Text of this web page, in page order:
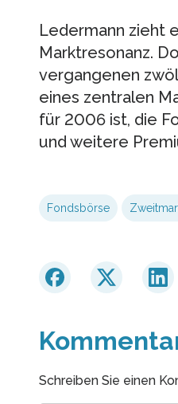
Ledermann zieht
Marktresonanz.
vergangenen
eines zentralen
für 2006 ist, die
und weitere
Fondsbörse
Schreiben Sie einen